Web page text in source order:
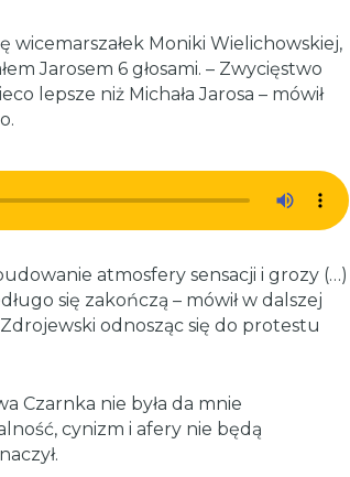
Moniki Wielichowskiej,
Jarosem 6 głosami. – Zwycięstwo
lepsze niż Michała Jarosa – mówił
atmosfery sensacji i grozy (…)
się zakończą – mówił w dalszej
odnosząc się do protestu
Czarnka nie była da mnie
cynizm i afery nie będą